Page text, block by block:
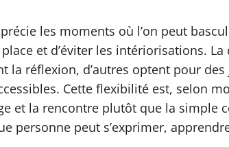
les moments où l’on peut
et d’éviter les intériorisations.
la réflexion, d’autres optent pour
Cette flexibilité est, selon
et la rencontre plutôt que la simple
personne peut s’exprimer,